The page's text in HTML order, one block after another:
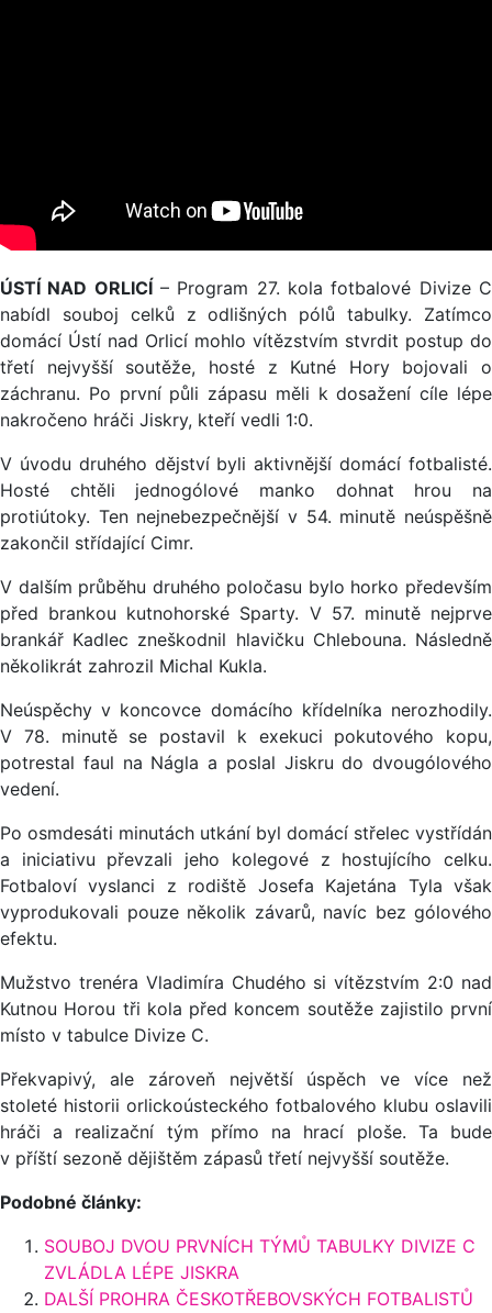
ÚSTÍ NAD ORLICÍ– Program 27. kola fotbalové Divize C
nabídl souboj celků z odlišných pólů tabulky. Zatímco
domácí Ústí nad Orlicí mohlo vítězstvím stvrdit postup do
třetí nejvyšší soutěže, hosté z Kutné Hory bojovali o
záchranu. Po první půli zápasu měli k dosažení cíle lépe
nakročeno hráči Jiskry, kteří vedli 1:0.
V úvodu druhého dějství byli aktivnější domácí fotbalisté.
Hosté chtěli jednogólové manko dohnat hrou na
protiútoky. Ten nejnebezpečnější v 54. minutě neúspěšně
zakončil střídající Cimr.
V dalším průběhu druhého poločasu bylo horko především
před brankou kutnohorské Sparty. V 57. minutě nejprve
brankář Kadlec zneškodnil hlavičku Chlebouna. Následně
několikrát zahrozil Michal Kukla.
Neúspěchy v koncovce domácího křídelníka nerozhodily.
V 78. minutě se postavil k exekuci pokutového kopu,
potrestal faul na Nágla a poslal Jiskru do dvougólového
vedení.
Po osmdesáti minutách utkání byl domácí střelec vystřídán
a iniciativu převzali jeho kolegové z hostujícího celku.
Fotbaloví vyslanci z rodiště Josefa Kajetána Tyla však
vyprodukovali pouze několik závarů, navíc bez gólového
efektu.
Mužstvo trenéra Vladimíra Chudého si vítězstvím 2:0 nad
Kutnou Horou tři kola před koncem soutěže zajistilo první
místo v tabulce Divize C.
Překvapivý, ale zároveň největší úspěch ve více než
stoleté historii orlickoústeckého fotbalového klubu oslavili
hráči a realizační tým přímo na hrací ploše. Ta bude
v příští sezoně dějištěm zápasů třetí nejvyšší soutěže.
Podobné články:
SOUBOJ DVOU PRVNÍCH TÝMŮ TABULKY DIVIZE C
ZVLÁDLA LÉPE JISKRA
DALŠÍ PROHRA ČESKOTŘEBOVSKÝCH FOTBALISTŮ